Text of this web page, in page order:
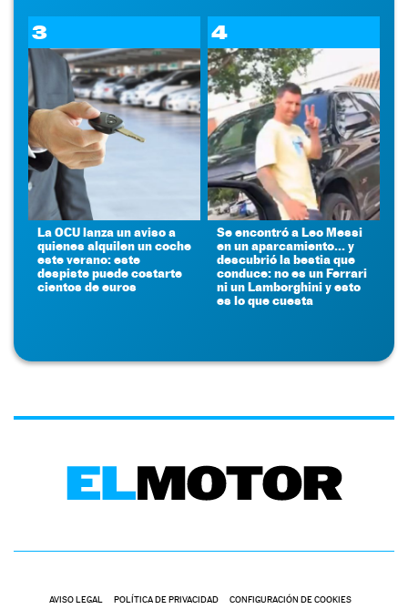
3
La OCU lanza un aviso a
quienes alquilen un coche
este verano: este
despiste puede costarte
cientos de euros
4
Se encontró a Leo Messi
en un aparcamiento... y
descubrió la bestia que
conduce: no es un Ferrari
ni un Lamborghini y esto
es lo que cuesta
AVISO LEGAL POLÍTICA DE PRIVACIDAD CONFIGURACIÓN DE COOKIES